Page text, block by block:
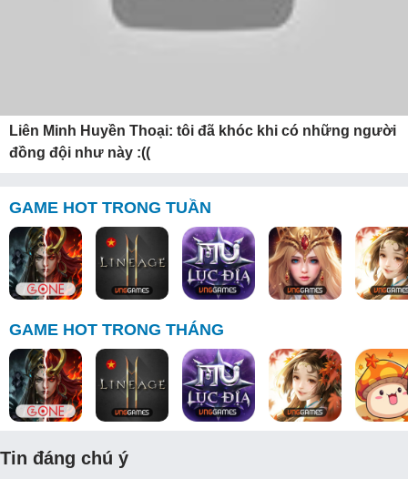
Liên Minh Huyền Thoại: tôi đã khóc khi có những người
đồng đội như này :((
GAME HOT TRONG TUẦN
GAME HOT TRONG THÁNG
Tin đáng chú ý